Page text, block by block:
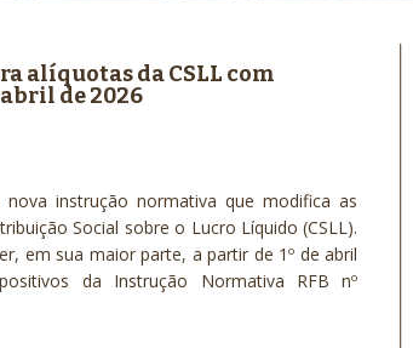
alíquotas da CSLL com
de 2026
nova instrução normativa que modifica as
Social sobre o Lucro Líquido (CSLL).
em sua maior parte, a partir de 1º de abril
da Instrução Normativa RFB nº